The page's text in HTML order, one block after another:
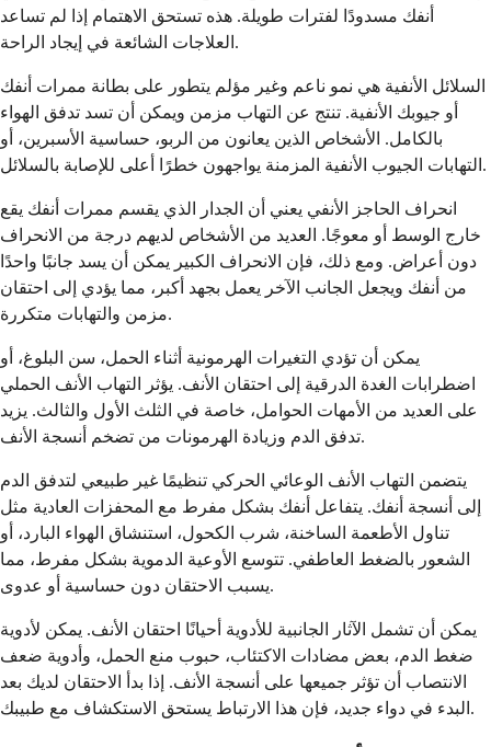
أنفك مسدودًا لفترات طويلة. هذه تستحق الاهتمام إذا لم تساعد
العلاجات الشائعة في إيجاد الراحة.
السلائل الأنفية هي نمو ناعم وغير مؤلم يتطور على بطانة ممرات أنفك
أو جيوبك الأنفية. تنتج عن التهاب مزمن ويمكن أن تسد تدفق الهواء
بالكامل. الأشخاص الذين يعانون من الربو، حساسية الأسبرين، أو
التهابات الجيوب الأنفية المزمنة يواجهون خطرًا أعلى للإصابة بالسلائل.
انحراف الحاجز الأنفي يعني أن الجدار الذي يقسم ممرات أنفك يقع
خارج الوسط أو معوجًا. العديد من الأشخاص لديهم درجة من الانحراف
دون أعراض. ومع ذلك، فإن الانحراف الكبير يمكن أن يسد جانبًا واحدًا
من أنفك ويجعل الجانب الآخر يعمل بجهد أكبر، مما يؤدي إلى احتقان
مزمن والتهابات متكررة.
يمكن أن تؤدي التغيرات الهرمونية أثناء الحمل، سن البلوغ، أو
اضطرابات الغدة الدرقية إلى احتقان الأنف. يؤثر التهاب الأنف الحملي
على العديد من الأمهات الحوامل، خاصة في الثلث الأول والثالث. يزيد
تدفق الدم وزيادة الهرمونات من تضخم أنسجة الأنف.
يتضمن التهاب الأنف الوعائي الحركي تنظيمًا غير طبيعي لتدفق الدم
إلى أنسجة أنفك. يتفاعل أنفك بشكل مفرط مع المحفزات العادية مثل
تناول الأطعمة الساخنة، شرب الكحول، استنشاق الهواء البارد، أو
الشعور بالضغط العاطفي. تتوسع الأوعية الدموية بشكل مفرط، مما
يسبب الاحتقان دون حساسية أو عدوى.
يمكن أن تشمل الآثار الجانبية للأدوية أحيانًا احتقان الأنف. يمكن لأدوية
ضغط الدم، بعض مضادات الاكتئاب، حبوب منع الحمل، وأدوية ضعف
الانتصاب أن تؤثر جميعها على أنسجة الأنف. إذا بدأ الاحتقان لديك بعد
البدء في دواء جديد، فإن هذا الارتباط يستحق الاستكشاف مع طبيبك.